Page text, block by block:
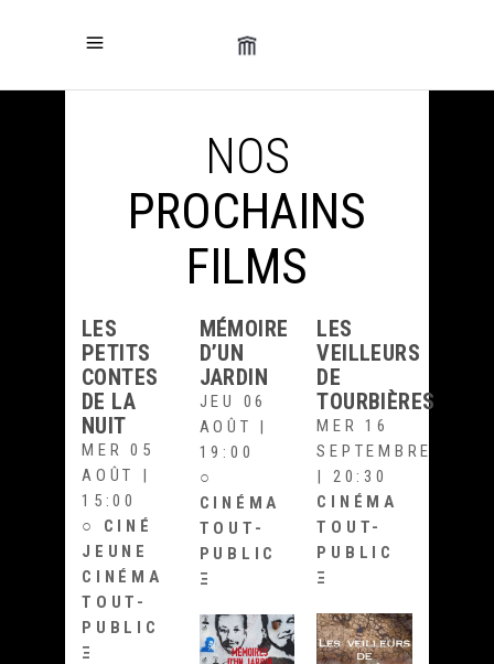
NOS
PROCHAINS
FILMS
LES
PETITS
CONTES
DE LA
NUIT
MER 05
AOÛT |
15:00
○ CINÉ
JEUNE
CINÉMA
TOUT-
PUBLIC
Ξ
MÉMOIRE
D’UN
JARDIN
JEU 06
AOÛT |
19:00
○
CINÉMA
TOUT-
PUBLIC
Ξ
LES
VEILLEURS
DE
TOURBIÈRES
MER 16
SEPTEMBRE
| 20:30
CINÉMA
TOUT-
PUBLIC
Ξ